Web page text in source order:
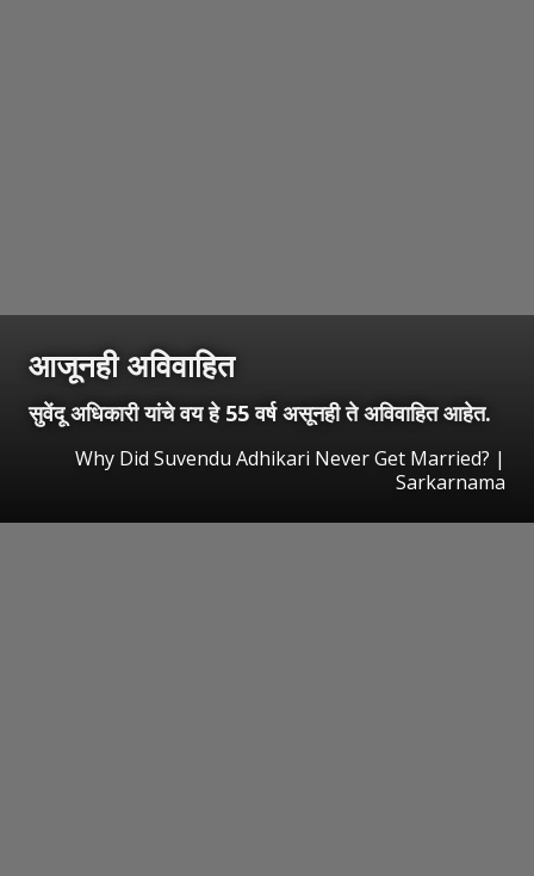
आजूनही अविवाहित
सुवेंदू अधिकारी यांचे वय हे 55 वर्ष असूनही ते अविवाहित आहेत.
Why Did Suvendu Adhikari Never Get Married? |
Sarkarnama